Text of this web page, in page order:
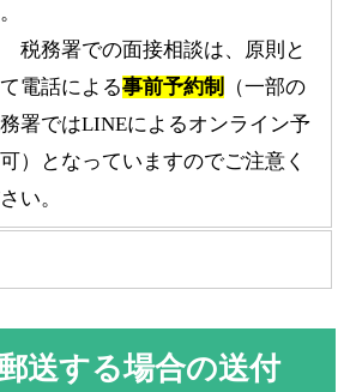
。
務署での面接相談は、原則と
電話による事前予約制
（一部の
署ではLINEによるオンライン予
）となっていますのでご注意く
い。
送する場合の送付